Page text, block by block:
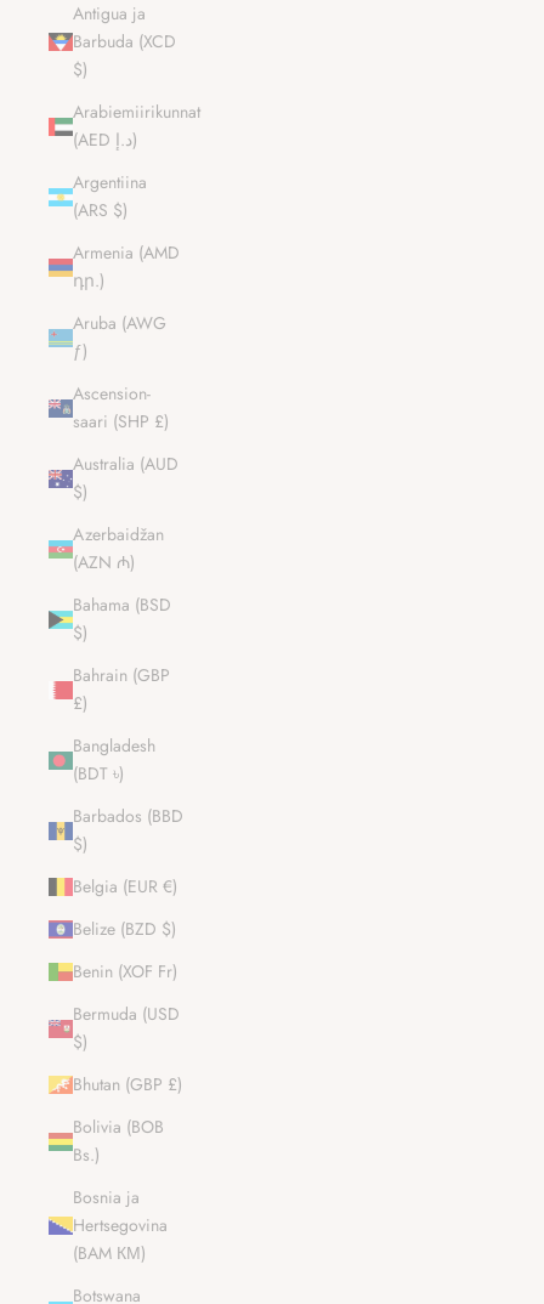
Antigua ja
Barbuda (XCD
$)
Arabiemiirikunnat
(AED د.إ)
Argentiina
(ARS $)
Armenia (AMD
դր.)
Aruba (AWG
ƒ)
Ascension-
saari (SHP £)
Australia (AUD
$)
Azerbaidžan
(AZN ₼)
Bahama (BSD
$)
Bahrain (GBP
£)
Bangladesh
(BDT ৳)
Barbados (BBD
$)
Belgia (EUR €)
Belize (BZD $)
Benin (XOF Fr)
Bermuda (USD
$)
Bhutan (GBP £)
Bolivia (BOB
Bs.)
Bosnia ja
Hertsegovina
(BAM КМ)
Botswana